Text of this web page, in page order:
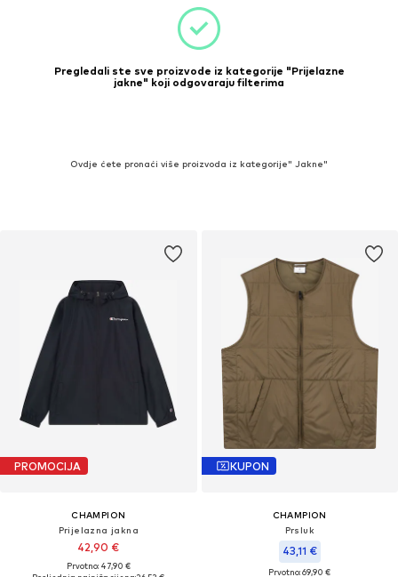
Pregledali ste sve proizvode iz kategorije "Prijelazne
jakne" koji odgovaraju filterima
Ovdje ćete pronaći više proizvoda iz kategorije" Jakne"
PROMOCIJA
CHAMPION
Prijelazna jakna
42,90 €
Prvotno: 47,90 €
KUPON
CHAMPION
Prsluk
43,11 €
Prvotno: 69,90 €